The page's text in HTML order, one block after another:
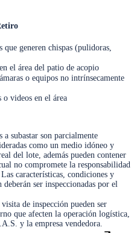
generen chispas (pulidoras,
el área del patio de acopio
o equipos no intrínsecamente
videos en el área
subastar son parcialmente
como un medio idóneo y
del lote, además pueden contener
no compromete la responsabilidad
características, condiciones y
deberán ser inspeccionadas por el
de inspección pueden ser
que afecten la operación logística,
y la empresa vendedora.